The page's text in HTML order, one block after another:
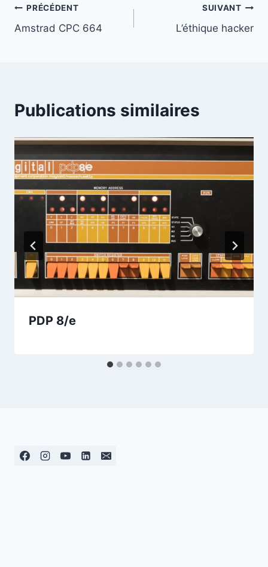
Navigation
de
PRÉCÉDENT
Amstrad CPC 664
SUIVANT
L’éthique hacker
Publications similaires
PDP 8/e